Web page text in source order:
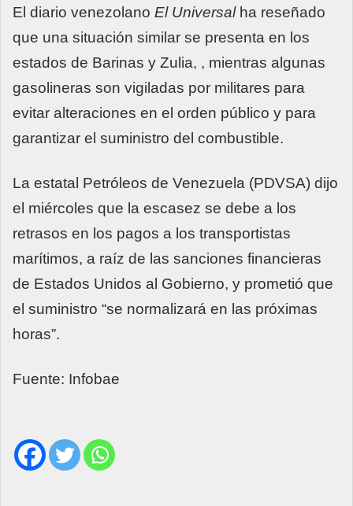
El diario venezolano El Universalha reseñado
que una situación similar se presenta en los
estados de Barinas y Zulia, , mientras algunas
gasolineras son vigiladas por militares para
evitar alteraciones en el orden público y para
garantizar el suministro del combustible.
La estatal Petróleos de Venezuela (PDVSA) dijo
el miércoles que la escasez se debe a los
retrasos en los pagos a los transportistas
marítimos, a raíz de las sanciones financieras
de Estados Unidos al Gobierno, y prometió que
el suministro “se normalizará en las próximas
horas”.
Fuente: Infobae